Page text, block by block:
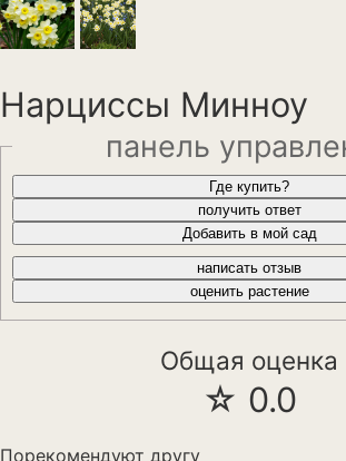
Анемона
Астра
Гейхера
Георгины
Нарциссы Минноу
панель
Где купить?
получить ответ
Добавить в мой сад
написать отзыв
оценить растение
Общая оценка
☆ 0.0
Порекомендуют другу